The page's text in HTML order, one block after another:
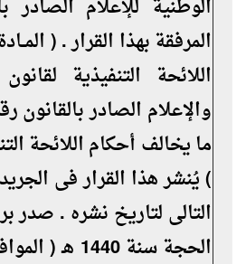
المرفقة بهذا القرار . (
اللائحة التنفيذية
ما يخالف أحكام اللائحة
) يُنشر هذا القرار فى